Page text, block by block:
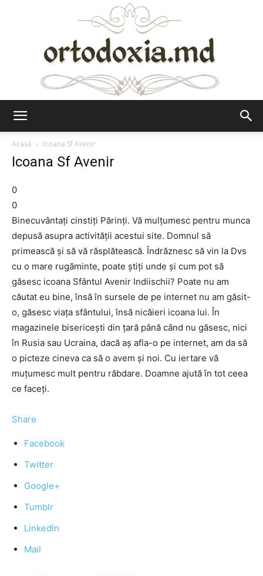
Acasă
Icoana Sf Avenir
Icoana Sf Avenir
0
0
Binecuvântaţi cinstiţi Părinţi. Vă mulţumesc pentru munca
depusă asupra activităţii acestui site. Domnul să
primească şi să vă răsplătească. Îndrăznesc să vin la Dvs
cu o mare rugăminte, poate ştiţi unde şi cum pot să
găsesc icoana Sfântul Avenir Indiischii? Poate nu am
căutat eu bine, însă în sursele de pe internet nu am găsit-
o, găsesc viaţa sfântului, însă nicăieri icoana lui. În
magazinele bisericeşti din ţară până când nu găsesc, nici
în Rusia sau Ucraina, dacă aş afla-o pe internet, am da să
o picteze cineva ca să o avem şi noi. Cu iertare vă
muţumesc mult pentru răbdare. Doamne ajută în tot ceea
ce faceţi.
Share
Facebook
Twitter
Google+
Tumblr
LinkedIn
Mail